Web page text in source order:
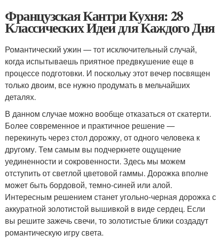
Французская Кантри Кухня: 28
Классических Идеи для Каждого Дня
Романтический ужин — тот исключительный случай,
когда испытываешь приятное предвкушение еще в
процессе подготовки. И поскольку этот вечер посвящен
только двоим, все нужно продумать в мельчайших
деталях.
В данном случае можно вообще отказаться от скатерти.
Более современное и практичное решение —
перекинуть через стол дорожку, от одного человека к
другому. Тем самым вы подчеркнете ощущение
уединенности и сокровенности. Здесь мы можем
отступить от светлой цветовой гаммы. Дорожка вполне
может быть бордовой, темно-синей или алой.
Интересным решением станет угольно-черная дорожка с
аккуратной золотистой вышивкой в виде сердец. Если
вы решите зажечь свечи, то золотистые блики создадут
романтическую игру света.